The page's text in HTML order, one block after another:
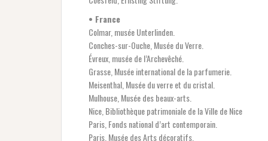
• France
Colmar, musée Unterlinden.
Conches-sur-Ouche, Musée du Verre.
Évreux, musée de l’Archevêché.
Grasse, Musée international de la parfumerie.
Meisenthal, Musée du verre et du cristal.
Mulhouse, Musée des beaux-arts.
Nice, Bibliothèque patrimoniale de la Ville de Nice
Paris, Fonds national d’art contemporain.
Paris, Musée des Arts décoratifs.